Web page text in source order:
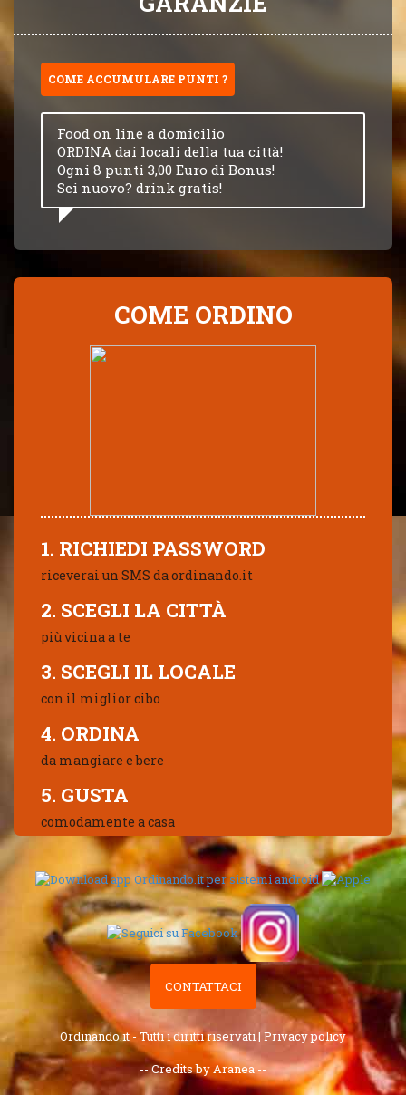
COME ACCUMULARE PUNTI ?
Food on line a domicilio
ORDINA dai locali della tua città!
Ogni 8 punti 3,00 Euro di Bonus!
Sei nuovo? drink gratis!
COME ORDINO
1. RICHIEDI PASSWORD
riceverai un SMS da ordinando.it
2. SCEGLI LA CITTÀ
più vicina a te
3. SCEGLI IL LOCALE
con il miglior cibo
4. ORDINA
da mangiare e bere
5. GUSTA
comodamente a casa
CONTATTACI
Ordinando.it - Tutti i diritti riservati | Privacy policy
-- Credits by Aranea --